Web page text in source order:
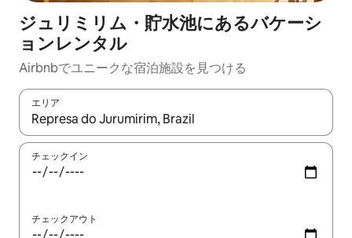
ジュリミリム・貯水池にあるバケーシ
ョンレンタル
Airbnbでユニークな宿泊施設を見つける
エリア
検索結果が表示されたら、上下の矢印キーを使って移動するか
チェックイン
チェックアウト